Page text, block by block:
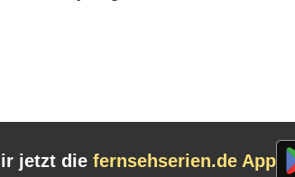
jetzt die fernsehserien.de App